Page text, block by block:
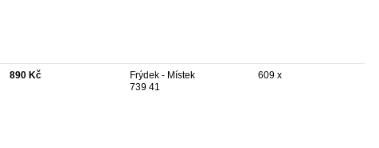
890 Kč
Frýdek - Místek
739 41
609 x